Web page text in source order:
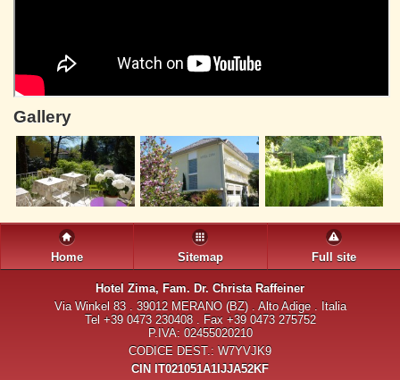
Gallery
Home Sitemap Full site
Hotel Zima, Fam. Dr. Christa Raffeiner
Via Winkel 83 . 39012 MERANO (BZ) . Alto Adige . Italia
Tel +39 0473 230408 . Fax +39 0473 275752
P.IVA: 02455020210
CODICE DEST.: W7YVJK9
CIN IT021051A1IJJA52KF